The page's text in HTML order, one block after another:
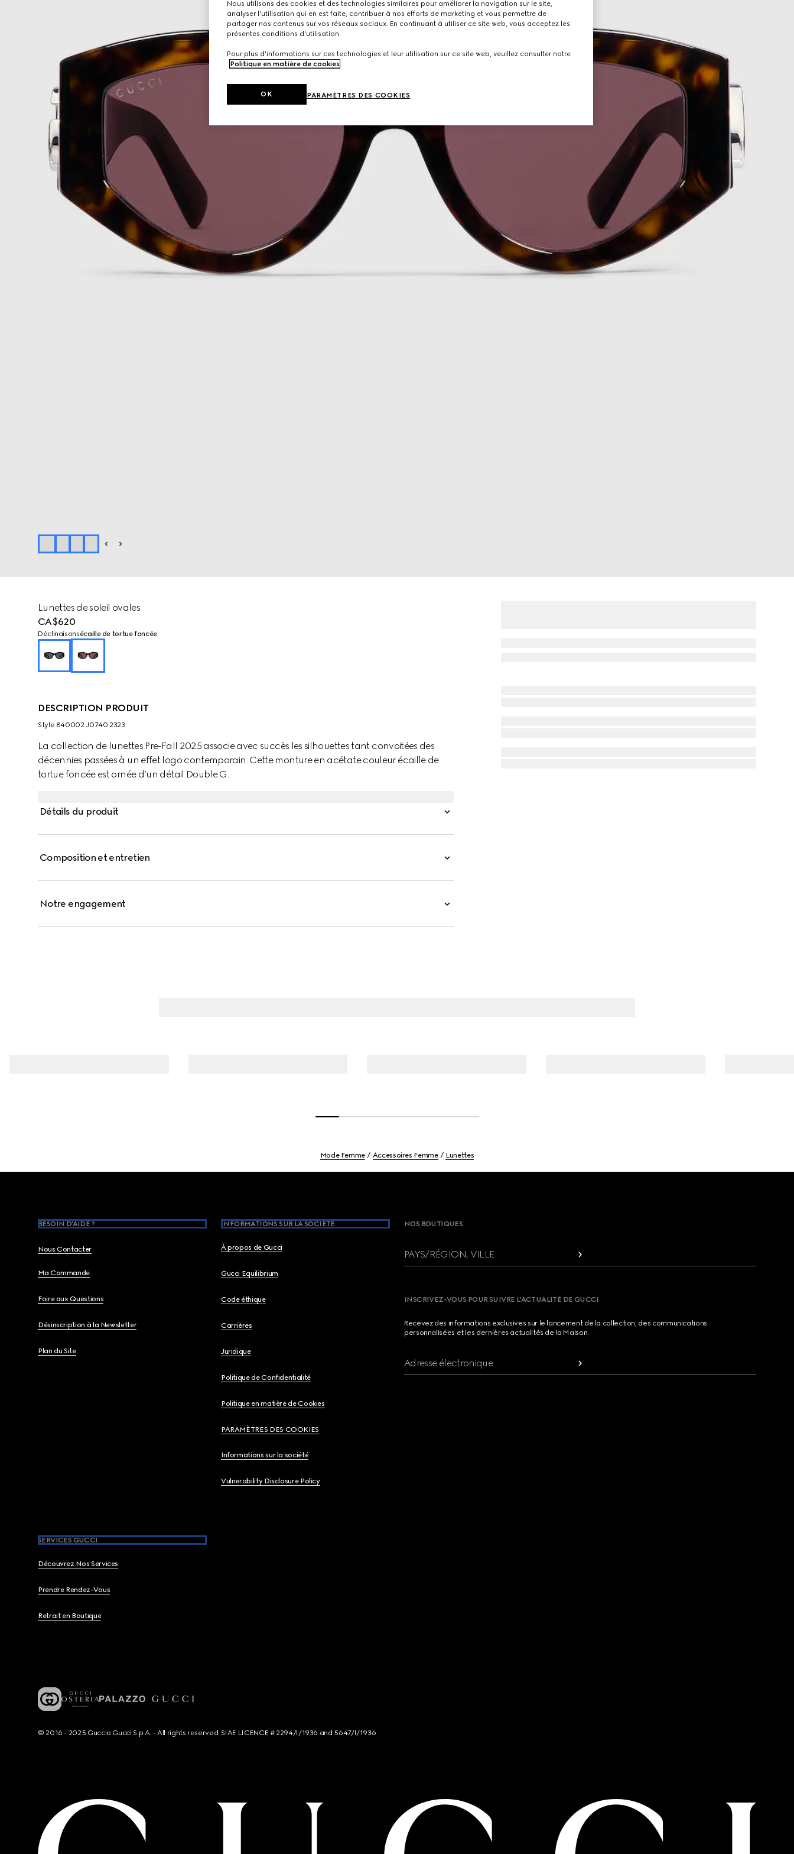
Lunettes de soleil ovales
CA$620
Déclinaisonsécaille de tortue foncée
DESCRIPTION PRODUIT
Style ‎840002 J0740 2323
La collection de lunettes Pre-Fall 2025 associe avec succès les silhouettes tant convoitées des
décennies passées à un effet logo contemporain. Cette monture en acétate couleur écaille de
tortue foncée est ornée d’un détail Double G.
Détails du produit
Composition et entretien
Notre engagement
Mode Femme Accessoires Femme Lunettes
BESOIN D'AIDE ?
Nous Contacter
Ma Commande
Foire aux Questions
Désinscription à la Newsletter
Plan du Site
INFORMATIONS SUR LA SOCIETE
À propos de Gucci
Gucci Equilibrium
Code éthique
Carrières
Juridique
Politique de Confidentialité
Politique en matière de Cookies
PARAMÈTRES DES COOKIES
Informations sur la société
Vulnerability Disclosure Policy
SERVICES GUCCI
Découvrez Nos Services
Prendre Rendez-Vous
Retrait en Boutique
NOS BOUTIQUES
PAYS/RÉGION, VILLE
INSCRIVEZ-VOUS POUR SUIVRE L’ACTUALITÉ DE GUCCI
Recevez des informations exclusives sur le lancement de la collection, des communications
personnalisées et les dernières actualités de la Maison.
Adresse électronique
© 2016 - 2025 Guccio Gucci S.p.A. - All rights reserved. SIAE LICENCE # 2294/I/1936 and 5647/I/1936
Nous utilisons des cookies et des technologies similaires pour améliorer la navigation sur le site,
analyser l'utilisation qui en est faite, contribuer à nos efforts de marketing et vous permettre de
partager nos contenus sur vos réseaux sociaux. En continuant à utiliser ce site web, vous acceptez les
présentes conditions d'utilisation.
Pour plus d'informations sur ces technologies et leur utilisation sur ce site web, veuillez consulter notre
Politique en matière de cookies
PARAMÈTRES DES COOKIES
OK